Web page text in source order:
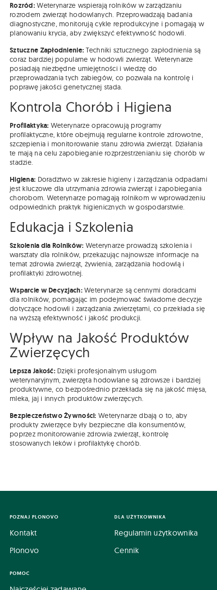
Rozród:Weterynarze wspierają rolników w zarządzaniu
rozrodem zwierząt hodowlanych. Przeprowadzają badania
diagnostyczne, monitorują cykle reprodukcyjne i pomagają w
planowaniu krycia, aby zwiększyć efektywność hodowli.
Sztuczne Zapłodnienie: Techniki sztucznego zapłodnienia są
coraz bardziej popularne w hodowli zwierząt. Weterynarze
posiadają niezbędne umiejętności i wiedzę do
przeprowadzania tych zabiegów, co pozwala na kontrolę i
poprawę jakości genetycznej stada.
Kontrola Chorób i Higiena
Profilaktyka: Weterynarze opracowują programy
profilaktyczne, które obejmują regularne kontrole zdrowotne,
szczepienia i monitorowanie stanu zdrowia zwierząt. Działania
te mają na celu zapobieganie rozprzestrzenianiu się chorób w
stadzie.
Higiena: Doradztwo w zakresie higieny i zarządzania odpadami
jest kluczowe dla utrzymania zdrowia zwierząt i zapobiegania
chorobom. Weterynarze pomagają rolnikom w wprowadzeniu
odpowiednich praktyk higienicznych w gospodarstwie.
Edukacja i Szkolenia
Szkolenia dla Rolników: Weterynarze prowadzą szkolenia i
warsztaty dla rolników, przekazując najnowsze informacje na
temat zdrowia zwierząt, żywienia, zarządzania hodowlą i
profilaktyki zdrowotnej.
Wsparcie w Decyzjach:Weterynarze są cennymi doradcami
dla rolników, pomagając im podejmować świadome decyzje
dotyczące hodowli i zarządzania zwierzętami, co przekłada się
na wyższą efektywność i jakość produkcji.
Wpływ na Jakość Produktów
Zwierzęcych
Lepsza Jakość:Dzięki profesjonalnym usługom
weterynaryjnym, zwierzęta hodowlane są zdrowsze i bardziej
produktywne, co bezpośrednio przekłada się na jakość mięsa,
mleka, jaj i innych produktów zwierzęcych.
Bezpieczeństwo Żywności: Weterynarze dbają o to, aby
produkty zwierzęce były bezpieczne dla konsumentów,
poprzez monitorowanie zdrowia zwierząt, kontrolę
stosowanych leków i profilaktykę chorób.
POZNAJ PLONOVO
Kontakt
Plonovo
DLA UŻYTKOWNIKA
Regulamin użytkownika
Cennik
POMOC